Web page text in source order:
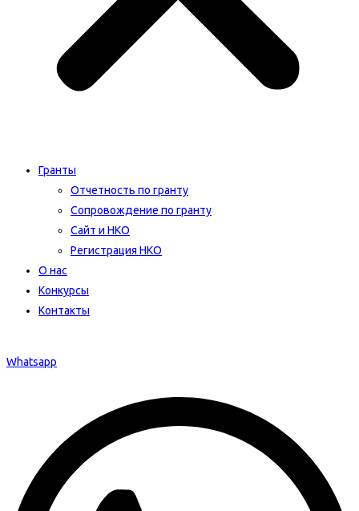
Гранты
Отчетность по гранту
Сопровождение по гранту
Сайт и НКО
Регистрация НКО
О нас
Конкурсы
Контакты
Whatsapp